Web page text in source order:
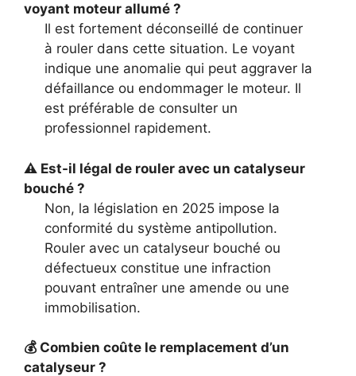
voyant moteur allumé ?
Il est fortement déconseillé de continuer
à rouler dans cette situation. Le voyant
indique une anomalie qui peut aggraver la
défaillance ou endommager le moteur. Il
est préférable de consulter un
professionnel rapidement.
⚠️ Est-il légal de rouler avec un catalyseur
bouché ?
Non, la législation en 2025 impose la
conformité du système antipollution.
Rouler avec un catalyseur bouché ou
défectueux constitue une infraction
pouvant entraîner une amende ou une
immobilisation.
💰 Combien coûte le remplacement d’un
catalyseur ?